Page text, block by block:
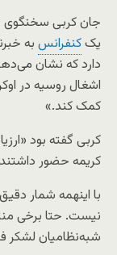
جان کربی سخنگوی
یککنفرانس به
دارد که نشان
اشغال روسیه در
کمک کند.»
کربی گفته بود
کریمه حضور
با اینهمه شمار
نیست. حتا برخی
شبه‌نظامیان لشکر